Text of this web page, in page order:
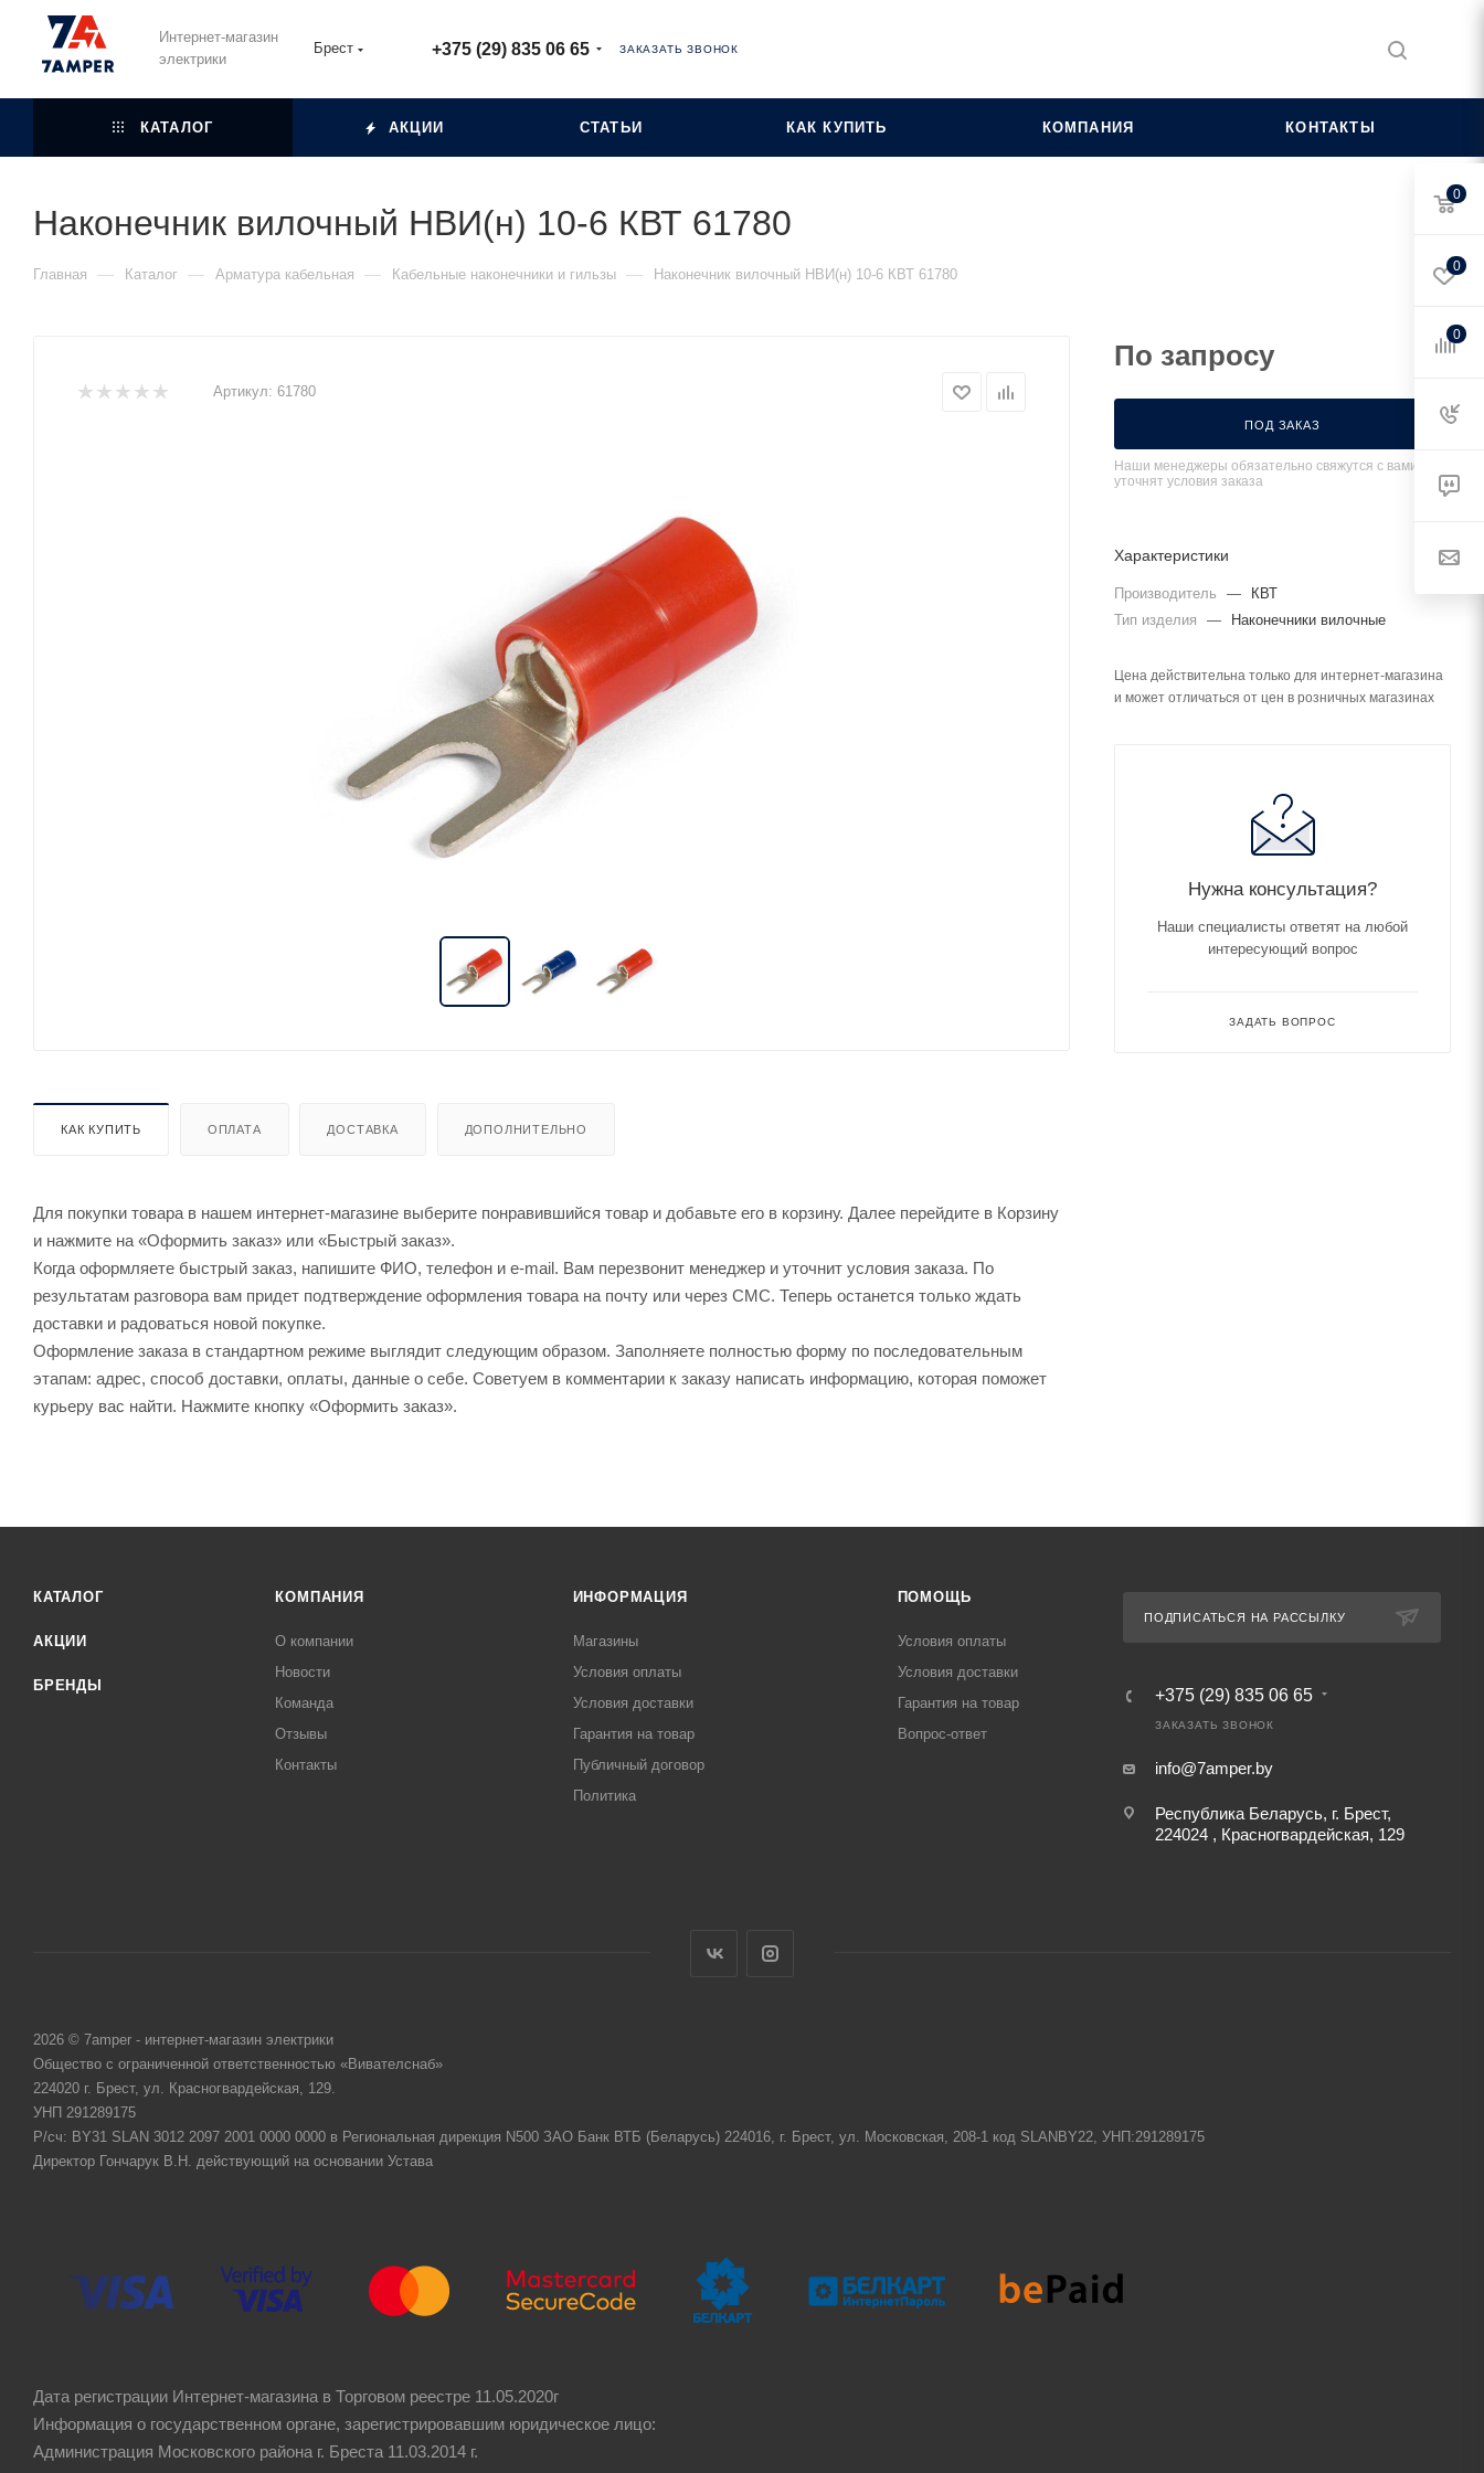
Интернет-магазин
электрики
Брест +375 (29) 835 06 65 ЗАКАЗАТЬ ЗВОНОК
КАТАЛОГ АКЦИИ СТАТЬИ КАК КУПИТЬ КОМПАНИЯ КОНТАКТЫ
Наконечник вилочный НВИ(н) 10-6 КВТ 61780
Главная — Каталог — Арматура кабельная — Кабельные наконечники и гильзы — Наконечник вилочный НВИ(н) 10-6 КВТ 61780
Артикул: 61780
КАК КУПИТЬ ОПЛАТА ДОСТАВКА ДОПОЛНИТЕЛЬНО
Для покупки товара в нашем интернет-магазине выберите понравившийся товар и добавьте его в корзину. Далее перейдите в Корзину
и нажмите на «Оформить заказ» или «Быстрый заказ».
Когда оформляете быстрый заказ, напишите ФИО, телефон и e-mail. Вам перезвонит менеджер и уточнит условия заказа. По
результатам разговора вам придет подтверждение оформления товара на почту или через СМС. Теперь останется только ждать
доставки и радоваться новой покупке.
Оформление заказа в стандартном режиме выглядит следующим образом. Заполняете полностью форму по последовательным
этапам: адрес, способ доставки, оплаты, данные о себе. Советуем в комментарии к заказу написать информацию, которая поможет
курьеру вас найти. Нажмите кнопку «Оформить заказ».
По запросу
ПОД ЗАКАЗ
Наши менеджеры обязательно свяжутся с вами и
уточнят условия заказа
Характеристики
Производитель —
КВТ
Тип изделия
— Наконечники вилочные
Цена действительна только для интернет-магазина
и может отличаться от цен в розничных магазинах
Нужна консультация?
Наши специалисты ответят на любой
интересующий вопрос
ЗАДАТЬ ВОПРОС
КАТАЛОГ
АКЦИИ
БРЕНДЫ
КОМПАНИЯ
О компании
Новости
Команда
Отзывы
Контакты
ИНФОРМАЦИЯ
Магазины
Условия оплаты
Условия доставки
Гарантия на товар
Публичный договор
Политика
ПОМОЩЬ
Условия оплаты
Условия доставки
Гарантия на товар
Вопрос-ответ
ПОДПИСАТЬСЯ НА РАССЫЛКУ
+375 (29) 835 06 65
ЗАКАЗАТЬ ЗВОНОК
info@7amper.by
Республика Беларусь, г. Брест,
224024 , Красногвардейская, 129
2026 © 7amper - интернет-магазин электрики
Общество с ограниченной ответственностью «Вивателснаб»
224020 г. Брест, ул. Красногвардейская, 129.
УНП 291289175
Р/сч: BY31 SLAN 3012 2097 2001 0000 0000 в Региональная дирекция N500 ЗАО Банк ВТБ (Беларусь) 224016, г. Брест, ул. Московская, 208-1 код SLANBY22, УНП:291289175
Директор Гончарук В.Н. действующий на основании Устава
Дата регистрации Интернет-магазина в Торговом реестре 11.05.2020г
Информация о государственном органе, зарегистрировавшим юридическое лицо:
Администрация Московского района г. Бреста 11.03.2014 г.
0
0
0